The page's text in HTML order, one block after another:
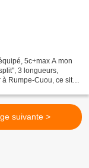
5c+max A mon
3 longueurs,
Rumpe-Cuou, ce site
suivante >